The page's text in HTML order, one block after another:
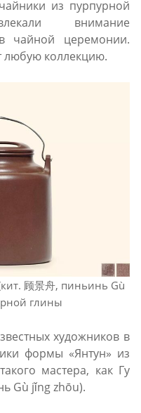
из пурпурной
внимание
чайной церемонии.
любую коллекцию.
顾景舟, пиньинь Gù
глины
художников в
формы «Янтун» из
мастера, как Гу
Gù jǐng zhōu).